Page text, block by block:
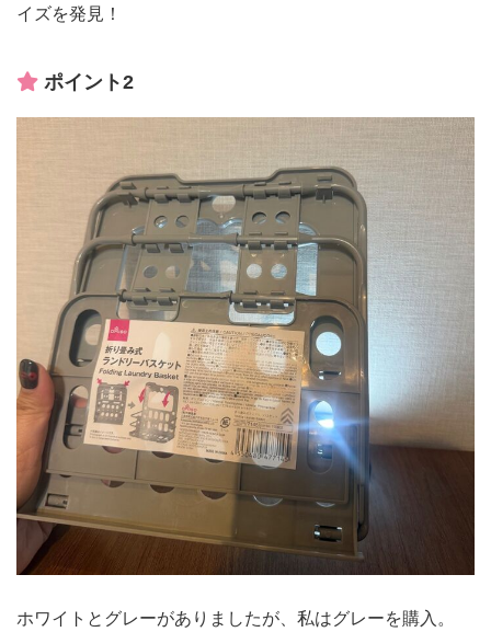
イズを発見！
ポイント2
ホワイトとグレーがありましたが、私はグレーを購入。